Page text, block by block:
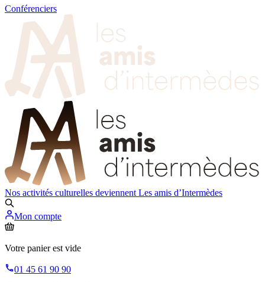
Conférenciers
Nos activités culturelles deviennent Les amis d’Intermèdes
Mon compte
Votre panier est vide
01 45 61 90 90